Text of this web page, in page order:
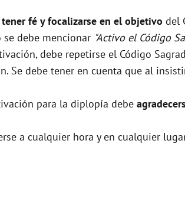
tener fé y focalizarse en el objetivo del
se debe mencionar "Activo el Código
debe repetirse el Código
Se debe tener en cuenta que al
para la diplopía debe
a cualquier hora y en cualquier